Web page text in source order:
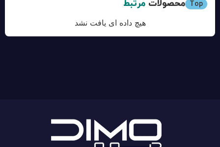
Top محصولات مرتبط
هیچ داده ای یافت نشد